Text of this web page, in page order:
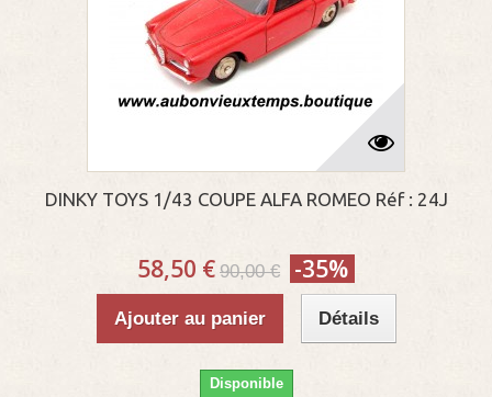
DINKY TOYS 1/43 COUPE ALFA ROMEO Réf : 24J
58,50 € 90,00 € -35%
Ajouter au panier Détails
Disponible